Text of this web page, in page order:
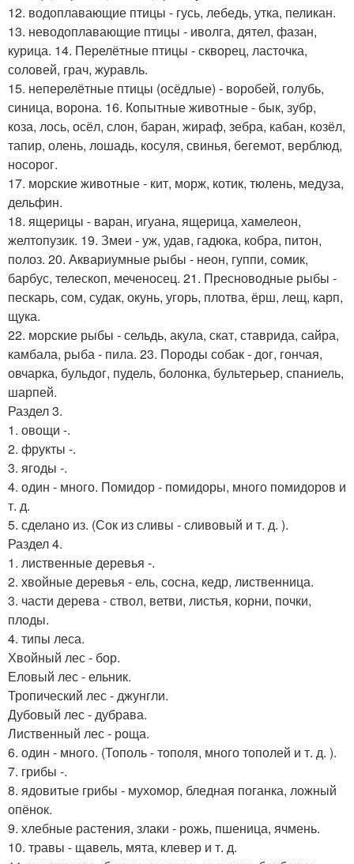
12. водоплавающие птицы - гусь, лебедь, утка, пеликан.
13. неводоплавающие птицы - иволга, дятел, фазан,
курица. 14. Перелётные птицы - скворец, ласточка,
соловей, грач, журавль.
15. неперелётные птицы (осёдлые) - воробей, голубь,
синица, ворона. 16. Копытные животные - бык, зубр,
коза, лось, осёл, слон, баран, жираф, зебра, кабан, козёл,
тапир, олень, лошадь, косуля, свинья, бегемот, верблюд,
носорог.
17. морские животные - кит, морж, котик, тюлень, медуза,
дельфин.
18. ящерицы - варан, игуана, ящерица, хамелеон,
желтопузик. 19. Змеи - уж, удав, гадюка, кобра, питон,
полоз. 20. Аквариумные рыбы - неон, гуппи, сомик,
барбус, телескоп, меченосец. 21. Пресноводные рыбы -
пескарь, сом, судак, окунь, угорь, плотва, ёрш, лещ, карп,
щука.
22. морские рыбы - сельдь, акула, скат, ставрида, сайра,
камбала, рыба - пила. 23. Породы собак - дог, гончая,
овчарка, бульдог, пудель, болонка, бультерьер, спаниель,
шарпей.
Раздел 3.
1. овощи -.
2. фрукты -.
3. ягоды -.
4. один - много. Помидор - помидоры, много помидоров и
т. д.
5. сделано из. (Сок из сливы - сливовый и т. д. ).
Раздел 4.
1. лиственные деревья -.
2. хвойные деревья - ель, сосна, кедр, лиственница.
3. части дерева - ствол, ветви, листья, корни, почки,
плоды.
4. типы леса.
Хвойный лес - бор.
Еловый лес - ельник.
Тропический лес - джунгли.
Дубовый лес - дубрава.
Лиственный лес - роща.
6. один - много. (Тополь - тополя, много тополей и т. д. ).
7. грибы -.
8. ядовитые грибы - мухомор, бледная поганка, ложный
опёнок.
9. хлебные растения, злаки - рожь, пшеница, ячмень.
10. травы - щавель, мята, клевер и т. д.